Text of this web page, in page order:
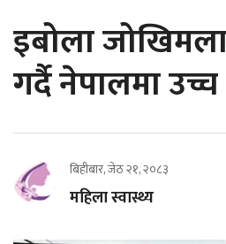
इबोला
गर्दै नेपालमा
बिहीबार, जेठ २१, २०८३
महिला स्वास्थ्य